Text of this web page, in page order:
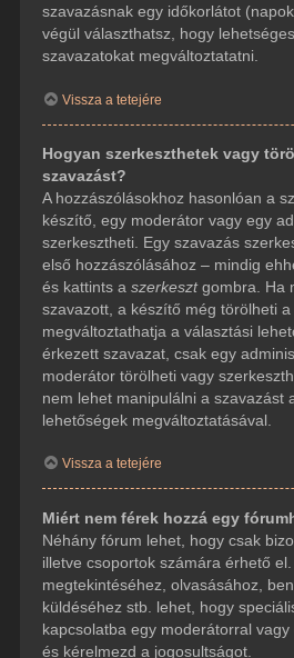
szavazásnak egy időkorlátot
végül választhatsz, hogy
szavazatokat megváltoztatatni.
Vissza a tetejére
Hogyan szerkeszthetek vagy
szavazást?
A hozzászólásokhoz hasonlóan a
készítő, egy moderátor vagy egy
szerkesztheti. Egy szavazás
első hozzászólásához – mindig
és kattints a szerkesztgombra. Ha
szavazott, a készítő még törölheti
megváltoztathatja a választási
érkezett szavazat, csak egy
moderátor törölheti vagy
nem lehet manipulálni a szavazást
lehetőségek megváltoztatásával.
Vissza a tetejére
Miért nem férek hozzá egy
Néhány fórum lehet, hogy csak
illetve csoportok számára érhető el.
megtekintéséhez, olvasásához,
küldéséhez stb. lehet, hogy
kapcsolatba egy moderátorral vagy
és kérelmezd a jogosultságot.